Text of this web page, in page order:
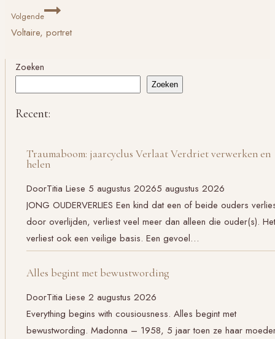
Volgende
Voltaire, portret
Zoeken
Zoeken
Recent:
Traumaboom: jaarcyclus Verlaat Verdriet verwerken en
helen
DoorTitia Liese 5 augustus 20265 augustus 2026
JONG OUDERVERLIES Een kind dat een of beide ouders
door overlijden, verliest veel meer dan alleen die ouder(s). Het
verliest ook een veilige basis. Een gevoel…
Alles begint met bewustwording
DoorTitia Liese 2 augustus 2026
Everything begins with cousiousness. Alles begint met
bewustwording. Madonna – 1958, 5 jaar toen ze haar